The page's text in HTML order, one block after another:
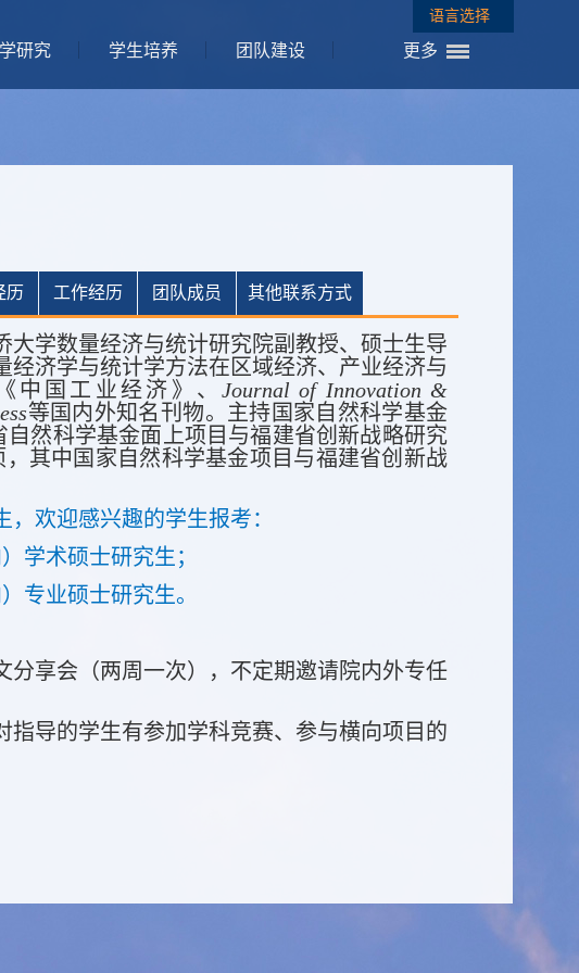
语言选择
研究 学生培养 团队建设 更多
历 工作经历 团队成员 其他联系方式
大学数量经济与统计研究院副教授、硕士生导
经济学与统计学方法在区域经济、产业经济与
中国工业经济》、Journal of Innovation &
等国内外知名刊物。主持国家自然科学基金
自然科学基金面上项目与福建省创新战略研究
，其中国家自然科学基金项目与福建省创新战
欢迎感兴趣的学生报考：
学术硕士研究生；
专业硕士研究生。
分享会（两周一次），不定期邀请院内外专任
指导的学生有参加学科竞赛、参与横向项目的